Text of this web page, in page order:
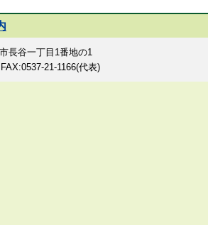
長谷一丁目1番地の1
21-1166(代表)